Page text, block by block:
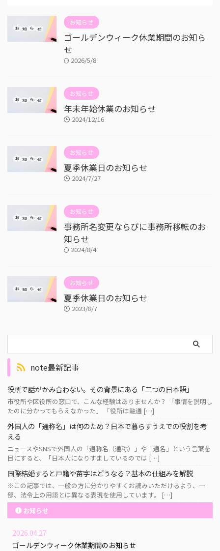
お知らせ
ゴールデンウィーク休業期間のお知ら
せ
2026/5/8
お知らせ
年末年始休業のお知らせ
2024/12/16
お知らせ
夏季休業日のお知らせ
2024/7/27
お知らせ
事務所名変更ならびに事務所移転のお
知らせ
2024/8/4
お知らせ
夏季休業日のお知らせ
2023/8/7
note最新記事
役所で話がかみ合わない。その背景にある「二つの日本語」
市役所や区役所の窓口で、こんな経験はありませんか？ 「事情を説明し
たのに分かってもらえなかった」 「役所は融通 […]
外国人の「通称名」は何のため？日本で暮らすうえでの役割を考
える
ニュースやSNSで外国人の「通称名（通称）」や「通名」という言葉を
目にすると、「日本人になりすましているのでは […]
国際結婚すると戸籍や苗字はどうなる？基本の仕組みを解説
※この記事では、一般の方に分かりやすくお読みいただけるよう、一
部、法令上の用語とは異なる表現を使用しています。 […]
お知らせ
2026.04.27
ゴールデンウィーク休業期間のお知らせ